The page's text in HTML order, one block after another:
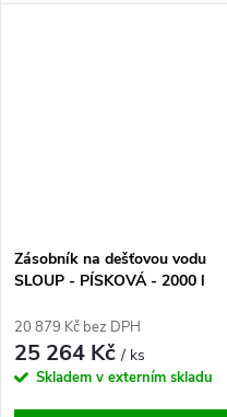
Zásobník na dešťovou vodu
SLOUP - PÍSKOVÁ - 2000 l
20 879 Kč bez DPH
25 264 Kč/ ks
Skladem v externím skladu